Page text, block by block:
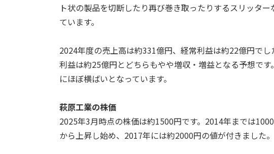
ト状の製品を切断したり再び巻き取ったりするスリッタ
ています。
2024年度の売上高は約331億円、経常利益は約22億円で
利益は約25億円とどちらもやや増収・増益となる予想で
にほぼ横ばいとなっています。
萩原工業の株価
2025年3月時点の株価は約1500円です。2014年までは
から上昇し始め、2017年には約2000円の値が付きました。